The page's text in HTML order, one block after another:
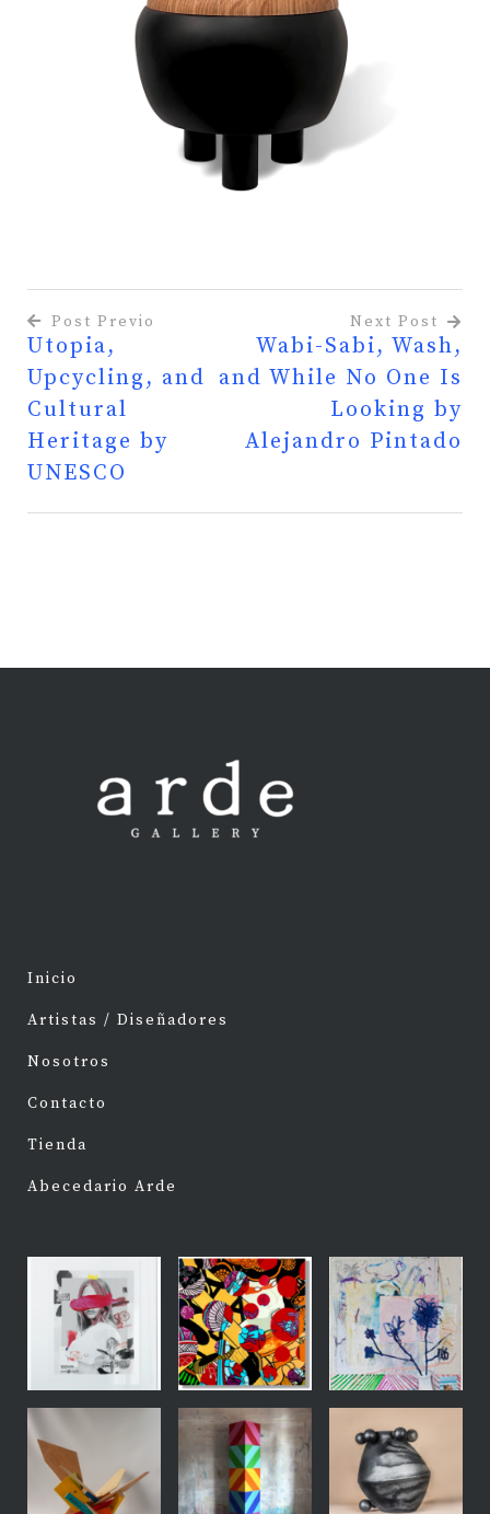
Navegación
de
entradas
Post Previo
Utopia,
Upcycling, and
Cultural
Heritage by
UNESCO
Next Post
Wabi-Sabi, Wash,
and While No One Is
Looking by
Alejandro Pintado
Inicio
Artistas / Diseñadores
Nosotros
Contacto
Tienda
Abecedario Arde